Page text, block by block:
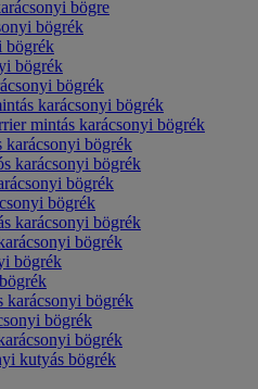
bögre
bögrék
bögrék
bögrék
bögrék
karácsonyi bögrék
mintás karácsonyi bögrék
karácsonyi bögrék
karácsonyi bögrék
bögrék
bögrék
karácsonyi bögrék
bögrék
bögrék
karácsonyi bögrék
bögrék
bögrék
kutyás bögrék